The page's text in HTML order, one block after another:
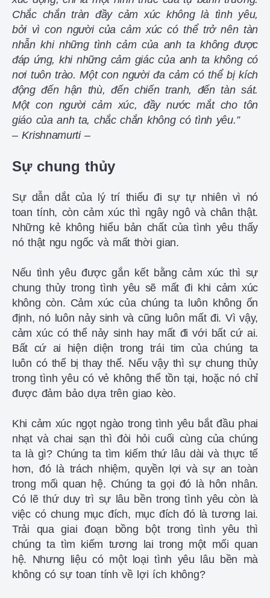
Chắc chắn tràn đầy cảm xúc không là tình yêu,
bởi vì con người của cảm xúc có thể trở nên tàn
nhẫn khi những tình cảm của anh ta không được
đáp ứng, khi những cảm giác của anh ta không có
nơi tuôn trào. Một con người đa cảm có thể bị kích
động đến hận thù, đến chiến tranh, đến tàn sát.
Một con người cảm xúc, đầy nước mắt cho tôn
giáo của anh ta, chắc chắn không có tình yêu.”
– Krishnamurti –
Sự chung thủy
Sự dẫn dắt của lý trí thiếu đi sự tự nhiên vì nó
toan tính, còn cảm xúc thì ngây ngô và chân thật.
Những kẻ không hiểu bản chất của tình yêu thấy
nó thật ngu ngốc và mất thời gian.
Nếu tình yêu được gắn kết bằng cảm xúc thì sự
chung thủy trong tình yêu sẽ mất đi khi cảm xúc
không còn. Cảm xúc của chúng ta luôn không ổn
định, nó luôn nảy sinh và cũng luôn mất đi. Vì vậy,
cảm xúc có thể nảy sinh hay mất đi với bất cứ ai.
Bất cứ ai hiện diện trong trái tim của chúng ta
luôn có thể bị thay thế. Nếu vậy thì sự chung thủy
trong tình yêu có vẻ không thể tồn tại, hoặc nó chỉ
được đảm bảo dựa trên giao kèo.
Khi cảm xúc ngọt ngào trong tình yêu bắt đầu phai
nhạt và chai sạn thì đòi hỏi cuối cùng của chúng
ta là gì? Chúng ta tìm kiếm thứ lâu dài và thực tế
hơn, đó là trách nhiệm, quyền lợi và sự an toàn
trong mối quan hệ. Chúng ta gọi đó là hôn nhân.
Có lẽ thứ duy trì sự lâu bền trong tình yêu còn là
việc có chung mục đích, mục đích đó là tương lai.
Trải qua giai đoạn bồng bột trong tình yêu thì
chúng ta tìm kiếm tương lai trong một mối quan
hệ. Nhưng liệu có một loại tình yêu lâu bền mà
không có sự toan tính về lợi ích không?